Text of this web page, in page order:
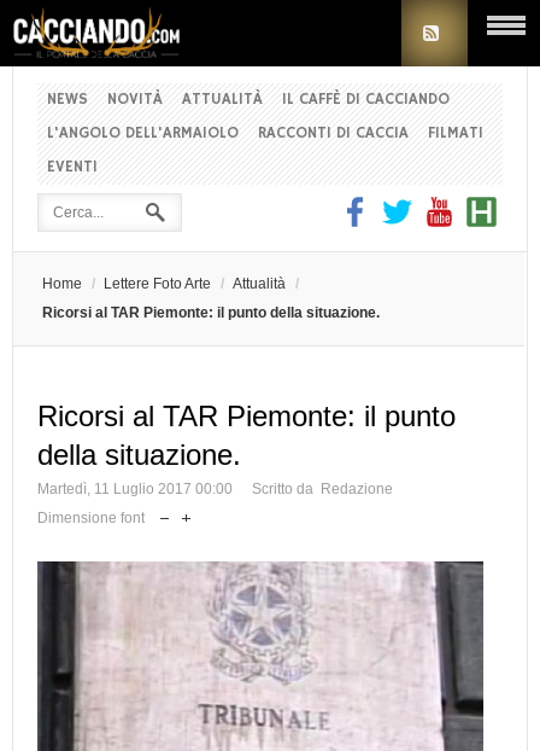
NEWS NOVITÀ ATTUALITÀ
IL CAFFÈ DI CACCIANDO
L'ANGOLO DELL'ARMAIOLO
RACCONTI DI CACCIA
FILMATI
EVENTI
Home / Lettere Foto Arte / Attualità /
Ricorsi al TAR Piemonte: il punto della situazione.
Ricorsi al TAR Piemonte: il punto
della situazione.
Martedì, 11 Luglio 2017 00:00
Scritto da Redazione
Dimensione font